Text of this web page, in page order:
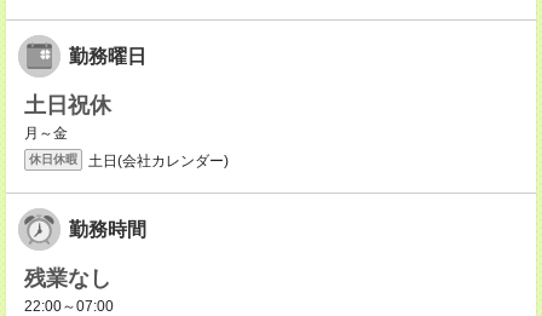
勤務曜日
土日祝休
月～金
休日休暇 土日(会社カレンダー)
勤務時間
残業なし
22:00～07:00